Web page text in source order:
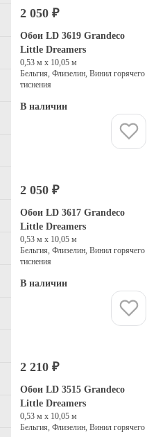
2 050 ₽
Обои LD 3619 Grandeco
Little Dreamers
0,53 м х 10,05 м
Бельгия, Флизелин, Винил горячего
тиснения
В наличии
2 050 ₽
Обои LD 3617 Grandeco
Little Dreamers
0,53 м х 10,05 м
Бельгия, Флизелин, Винил горячего
тиснения
В наличии
2 210 ₽
Обои LD 3515 Grandeco
Little Dreamers
0,53 м х 10,05 м
Бельгия, Флизелин, Винил горячего